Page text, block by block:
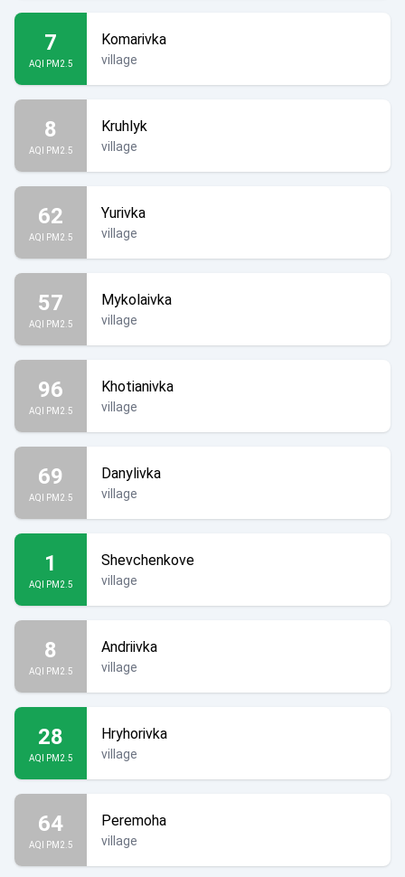
7
AQI PM2.5
Komarivka
village
8
AQI PM2.5
Kruhlyk
village
62
AQI PM2.5
Yurivka
village
57
AQI PM2.5
Mykolaivka
village
96
AQI PM2.5
Khotianivka
village
69
AQI PM2.5
Danylivka
village
1
AQI PM2.5
Shevchenkove
village
8
AQI PM2.5
Andriivka
village
28
AQI PM2.5
Hryhorivka
village
64
AQI PM2.5
Peremoha
village